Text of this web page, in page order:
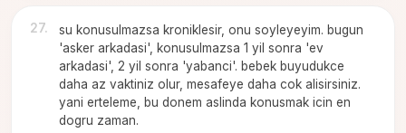
27.
su konusulmazsa kroniklesir, onu soyleyeyim. bugun
'asker arkadasi', konusulmazsa 1 yil sonra 'ev
arkadasi', 2 yil sonra 'yabanci'. bebek buyudukce
daha az vaktiniz olur, mesafeye daha cok alisirsiniz.
yani erteleme, bu donem aslinda konusmak icin en
dogru zaman.